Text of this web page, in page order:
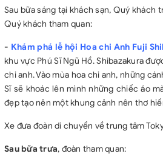
Sau bữa sáng tại khách sạn, Quý khách
Quý khách tham quan:
- Khám phá lễ hội Hoa chi Anh Fuji
khu vực Phú Sĩ Ngũ Hồ. Shibazakura
chi anh. Vào mùa hoa chi anh, những
Sĩ sẽ khoác lên mình những chiếc áo
đẹp tạo nên một khung cảnh nên thơ
Xe đưa đoàn di chuyển về trung tâm
Sau bữa trưa, đoàn tham quan: